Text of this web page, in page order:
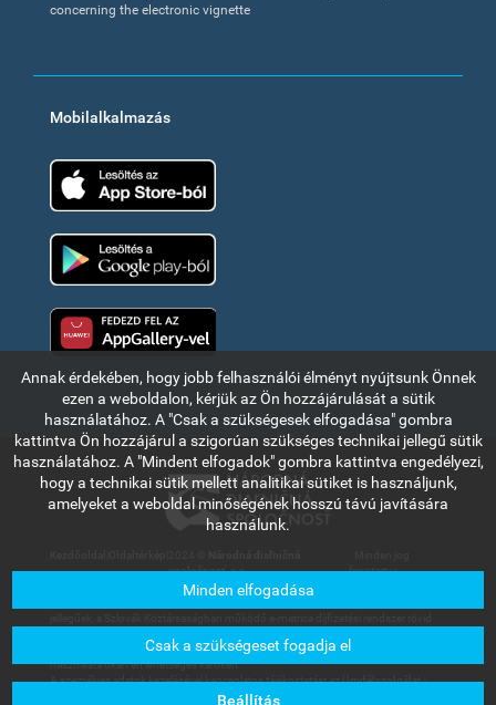
concerning the electronic vignette
Mobilalkalmazás
spoločnosť, a.s.
fenntartva.
Az ebben a részben olvasható információk és adatok kizárólag tájékoztató
vállal felelősséget a felhasználókat vagy harmadik személyt az információk
használata okán ért lehetséges károkért.
A személyes adatok kezelésével kapcsolatos tájékoztatást azÜgyfélszolgálat -
menüpont alatt található Általános üzleti feltételek
Annak érdekében, hogy jobb felhasználói élményt nyújtsunk Önnek
ezen a weboldalon, kérjük az Ön hozzájárulását a sütik
használatához. A "Csak a szükségesek elfogadása" gombra
kattintva Ön hozzájárul a szigorúan szükséges technikai jellegű sütik
használatához. A "Mindent elfogadok" gombra kattintva engedélyezi,
hogy a technikai sütik mellett analitikai sütiket is használjunk,
amelyeket a weboldal minőségének hosszú távú javítására
használunk.
Minden elfogadása
Csak a szükségeset fogadja el
Beállítás